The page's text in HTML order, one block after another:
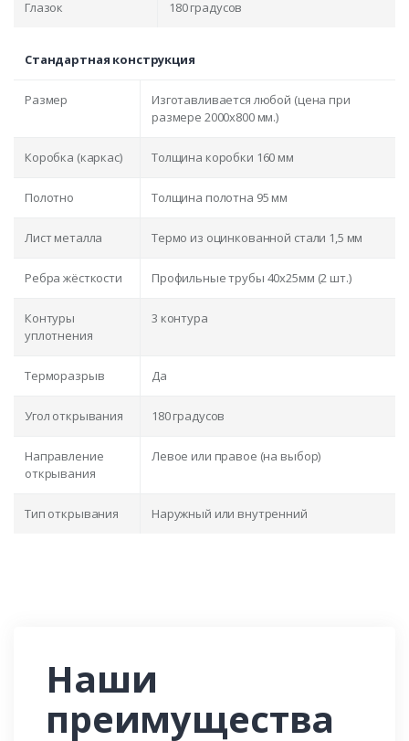
Глазок 180 градусов
Стандартная конструкция
Размер
Изготавливается любой (цена при
размере 2000x800 мм.)
Коробка (каркас) Толщина коробки 160 мм
Полотно Толщина полотна 95 мм
Лист металла Термо из оцинкованной стали 1,5 мм
Ребра жёсткости Профильные трубы 40х25мм (2 шт.)
Контуры
уплотнения
3 контура
Терморазрыв Да
Угол открывания 180 градусов
Направление
открывания
Левое или правое (на выбор)
Тип открывания Наружный или внутренний
Наши
преимущества